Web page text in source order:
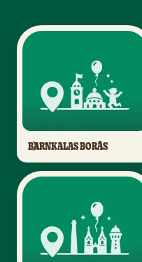
BARNKALAS BORÅS